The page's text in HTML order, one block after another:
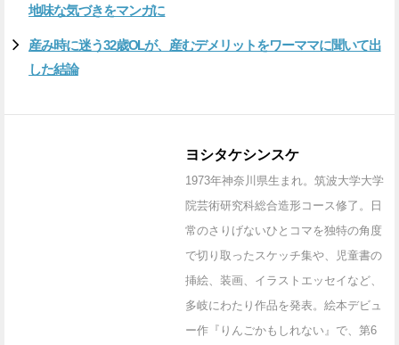
地味な気づきをマンガに
産み時に迷う32歳OLが、産むデメリットをワーママに聞いて出
した結論
ヨシタケシンスケ
1973年神奈川県生まれ。筑波大学大学
院芸術研究科総合造形コース修了。日
常のさりげないひとコマを独特の角度
で切り取ったスケッチ集や、児童書の
挿絵、装画、イラストエッセイなど、
多岐にわたり作品を発表。絵本デビュ
ー作『りんごかもしれない』で、第6